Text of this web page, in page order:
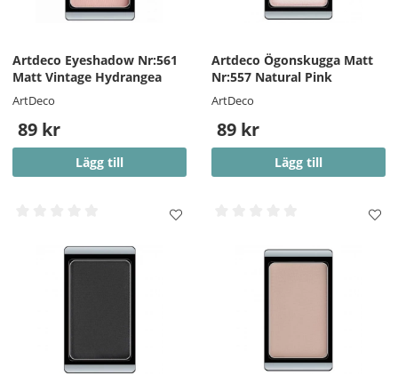
Artdeco Eyeshadow Nr:561
Matt Vintage Hydrangea
ArtDeco
89 kr
Lägg till
Artdeco Ögonskugga Matt
Nr:557 Natural Pink
ArtDeco
89 kr
Lägg till